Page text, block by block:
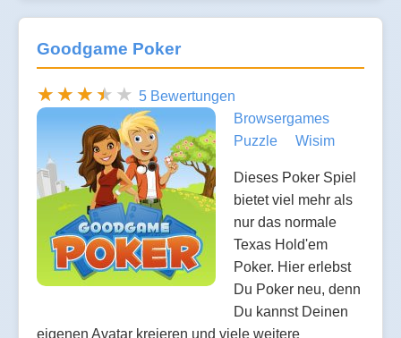
Goodgame Poker
5 Bewertungen
Browsergames
Puzzle
Wisim
Dieses Poker Spiel
bietet viel mehr als
nur das normale
Texas Hold'em
Poker. Hier erlebst
Du Poker neu, denn
Du kannst Deinen
eigenen Avatar kreieren und viele weitere